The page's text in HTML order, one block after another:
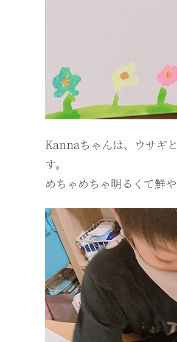
Kannaちゃんは、ウサギ
す。
めちゃめちゃ明るくて鮮